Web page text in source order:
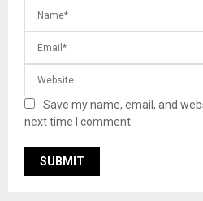
Save my name, email, and
next time I comment.